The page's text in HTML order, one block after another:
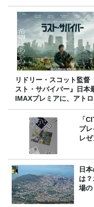
リドリー・スコット監督
スト・サバイバー』日本
IMAXプレミアに、アト
スナー60名をご招待！
「
プ
レ
日
は
場